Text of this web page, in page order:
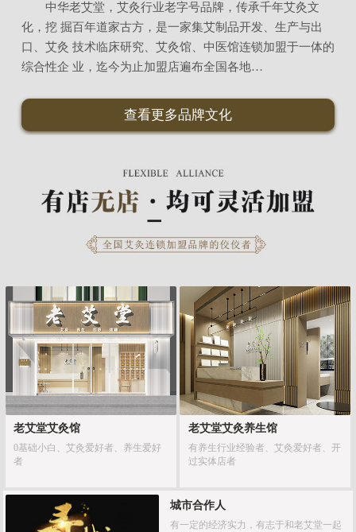
中华老艾堂，艾灸行业老字号品牌，传承千年艾灸文
化，挖 掘百年道家古方，是一家集艾制品开发、生产与出
口、艾灸 技术临床研究、艾灸馆、中医馆连锁加盟于一体的
综合性企 业，迄今为止加盟店遍布全国各地…
查看更多品牌文化
老艾堂艾灸馆
0基础小白、艾灸爱好者、养生爱好
者
老艾堂艾灸养生馆
有养生行业经验者、艾灸爱好者、开
过实体店者
城市合作人
有一定的经济实力，有志于和老艾堂一起